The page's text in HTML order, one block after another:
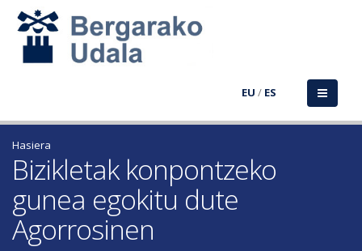
EU / ES
Hasiera
Bizikletak konpontzeko
gunea egokitu dute
Agorrosinen